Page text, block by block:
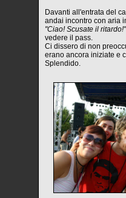
Davanti all'entrata del
andai incontro con aria
"Ciao! Scusate il ritardo!"
vedere il pass.
Ci dissero di non
erano ancora iniziate e
Splendido.